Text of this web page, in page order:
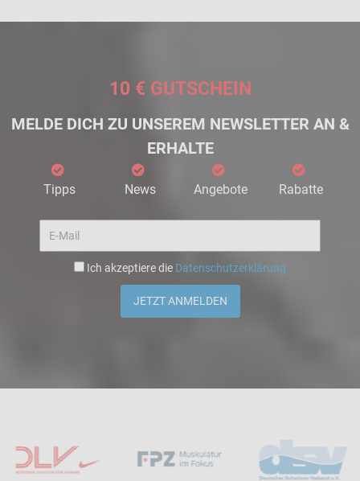
10 € GUTSCHEIN
MELDE DICH ZU UNSEREM NEWSLETTER AN &
ERHALTE
Tipps News Angebote Rabatte
Ich akzeptiere die Datenschutzerklärung
JETZT ANMELDEN